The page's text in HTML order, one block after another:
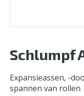
Schlumpf
Expansieassen, -
spannen van rollen